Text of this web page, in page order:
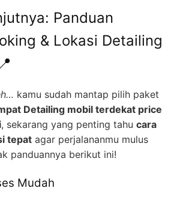
Panduan
& Lokasi Detailing
kamu sudah mantap pilih paket
Detailing mobil terdekat price
, sekarang yang penting tahu cara
tepat agar perjalananmu mulus
panduannya berikut ini!
Mudah